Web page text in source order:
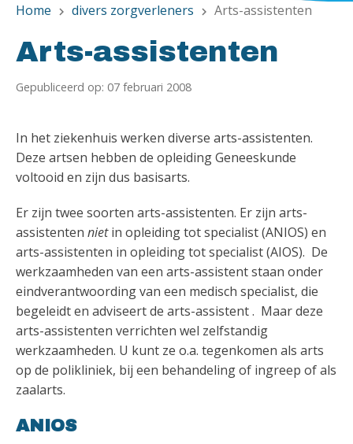
Home chevron_right divers zorgverleners chevron_right Arts-assistenten
Arts-assistenten
Gepubliceerd op: 07 februari 2008
In het ziekenhuis werken diverse arts-assistenten.
Deze artsen hebben de opleiding Geneeskunde
voltooid en zijn dus basisarts.
Er zijn twee soorten arts-assistenten. Er zijn arts-
assistenten nietin opleiding tot specialist (ANIOS) en
arts-assistenten in opleiding tot specialist (AIOS). De
werkzaamheden van een arts-assistent staan onder
eindverantwoording van een medisch specialist, die
begeleidt en adviseert de arts-assistent . Maar deze
arts-assistenten verrichten wel zelfstandig
werkzaamheden. U kunt ze o.a. tegenkomen als arts
op de polikliniek, bij een behandeling of ingreep of als
zaalarts.
ANIOS